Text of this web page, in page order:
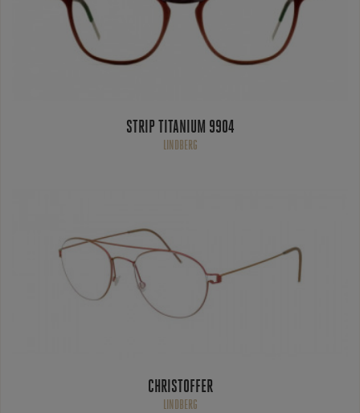
STRIP TITANIUM 9904
LINDBERG
CHRISTOFFER
LINDBERG